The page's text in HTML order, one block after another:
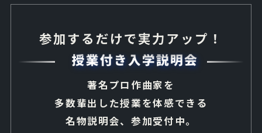
参加するだけで実力アップ！
著名プロ作曲家を
多数輩出した授業を体感できる
名物説明会、参加受付中。